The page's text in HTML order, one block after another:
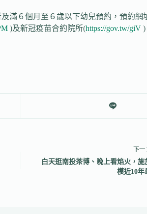
６個月至６歲以下幼兒預約，預約網
)及新冠疫苗合約院所(https://gov.tw/giV )
下一
白天逛南投茶博、晚上看焰火，施
模近10年